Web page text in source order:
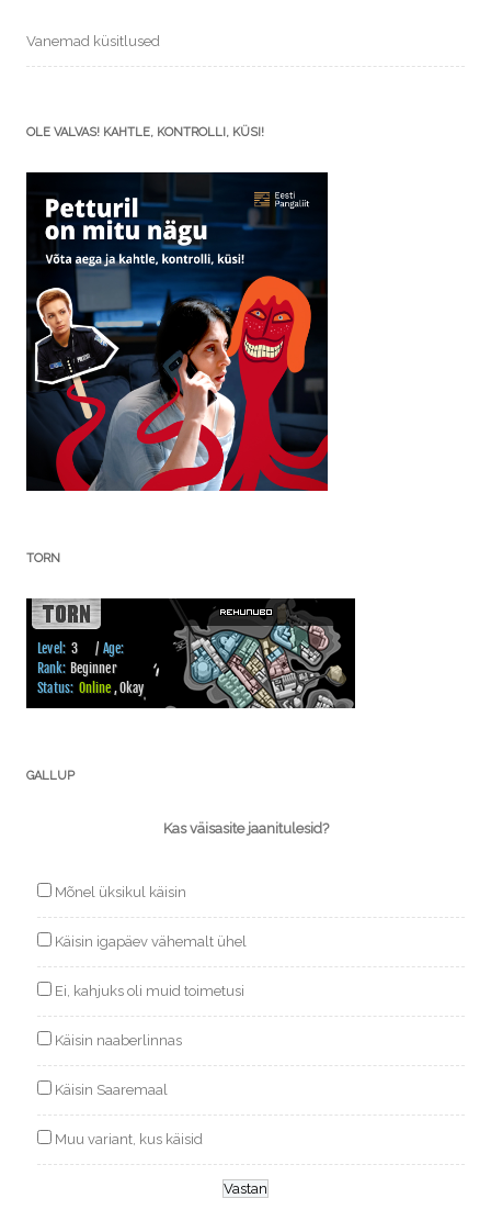
Vanemad küsitlused
OLE VALVAS! KAHTLE, KONTROLLI, KÜSI!
TORN
GALLUP
Kas väisasite jaanitulesid?
Mõnel üksikul käisin
Käisin igapäev vähemalt ühel
Ei, kahjuks oli muid toimetusi
Käisin naaberlinnas
Käisin Saaremaal
Muu variant, kus käisid